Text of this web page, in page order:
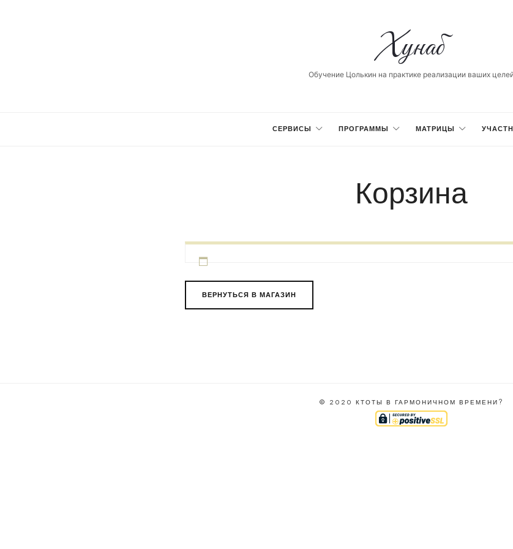
Хунаб
Хунаб
Обучение Цолькин на практике реализации ваших
СЕРВИСЫ ПРОГРАММЫ МАТРИЦЫ
Корзина
ВЕРНУТЬСЯ В МАГАЗИН
© 2020 КТОТЫ В ГАРМОНИЧНОМ ВРЕМЕНИ?